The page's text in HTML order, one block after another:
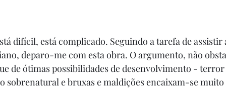
difícil, está complicado. Seguindo a tarefa de
deparo-me com esta obra. O argumento, não
de ótimas possibilidades de desenvolvimento -
sobrenatural e bruxas e maldições encaixam-se